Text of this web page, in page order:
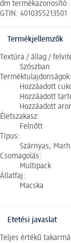
dm termékazonosító:
GTIN: 4010355213501
Termékjellemzők
Textúra / állag /
Szószban
Terméktulajdonságok:
Hozzáadott
Hozzáadott
Hozzáadott
Életszakasz:
Felnőtt
Típus:
Szárnyas,
Csomagolás:
Multipack
Állatfaj:
Macska
Etetési javaslat
Teljes értékű